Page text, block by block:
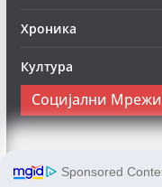
Хроника
Култура
Социјални Мрежи